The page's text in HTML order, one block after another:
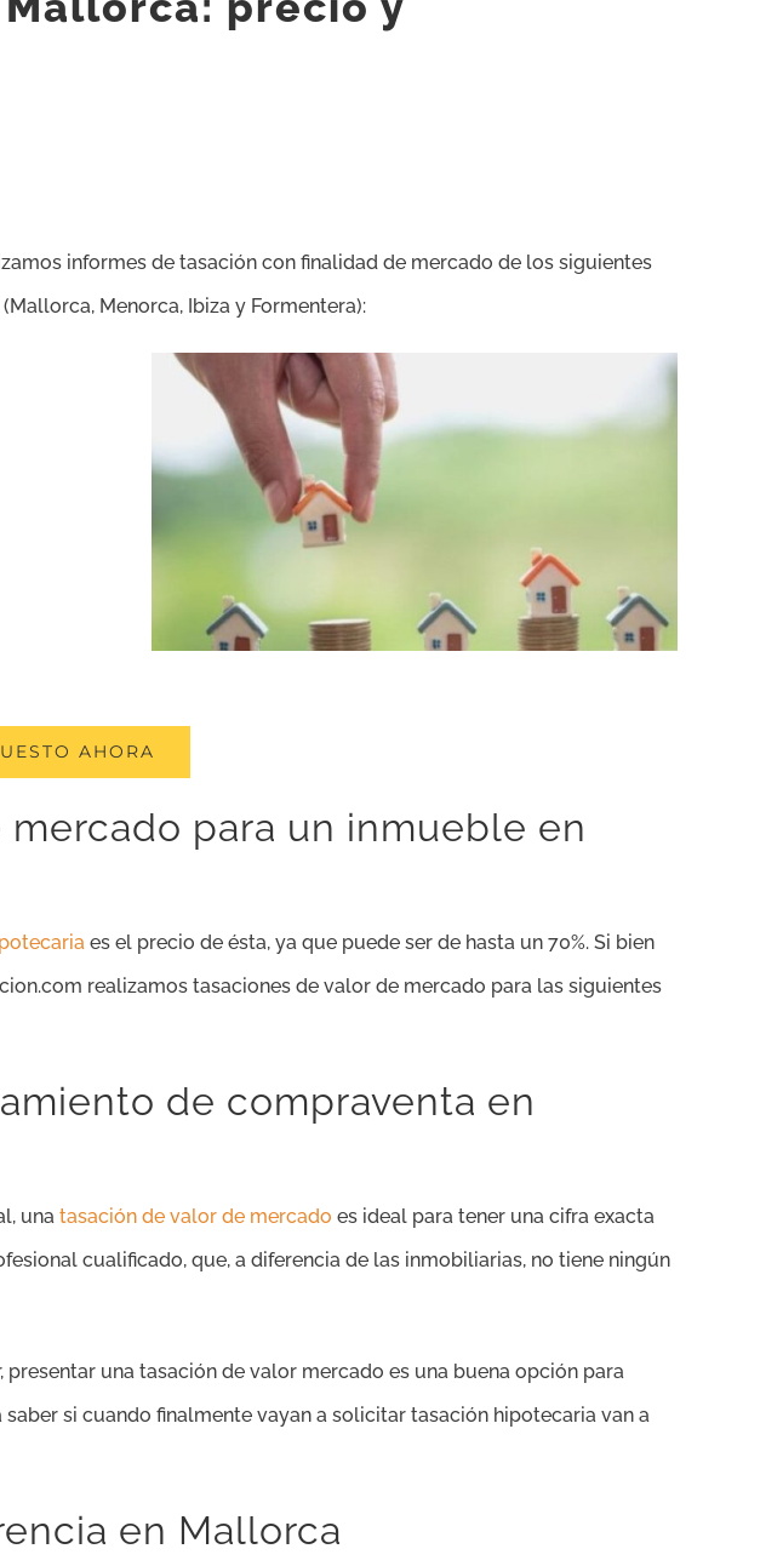
informes de tasación con finalidad de mercado de los siguientes
Menorca, Ibiza y Formentera):
AHORA
para un inmueble en
es el precio de ésta, ya que puede ser de hasta un 70%. Si bien
realizamos tasaciones de valor de mercado para las siguientes
de compraventa en
una tasación de valor de mercado es ideal para tener una cifra exacta
cualificado, que, a diferencia de las inmobiliarias, no tiene ningún
una tasación de valor mercado es una buena opción para
si cuando finalmente vayan a solicitar tasación hipotecaria van a
en Mallorca